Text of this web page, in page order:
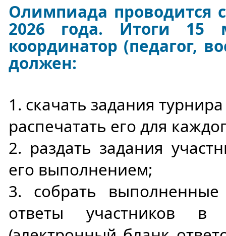
Олимпиада проводится
2026 года. Итоги 15
координатор (педагог,
должен:
1. скачать задания
распечатать его для
2. раздать задания
его выполнением;
3. собрать
ответы участников в